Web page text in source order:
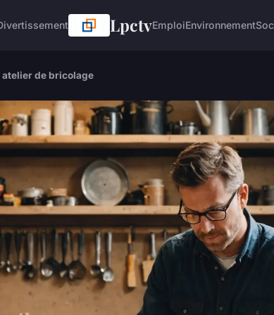
LpctvEmploiEnvironnement
de bricolage